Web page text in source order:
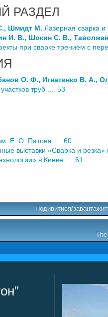
РАЗДЕЛ
Шмидт М. Лазерная сварка
И. В., Шокин С. В.,
при сварке трением с
О. Ф., Игнатенко В. А.,
труб ... 53
Е. О. Патона ... 60
выставки «Сварка и
в Киеве ... 61
Подивитися/